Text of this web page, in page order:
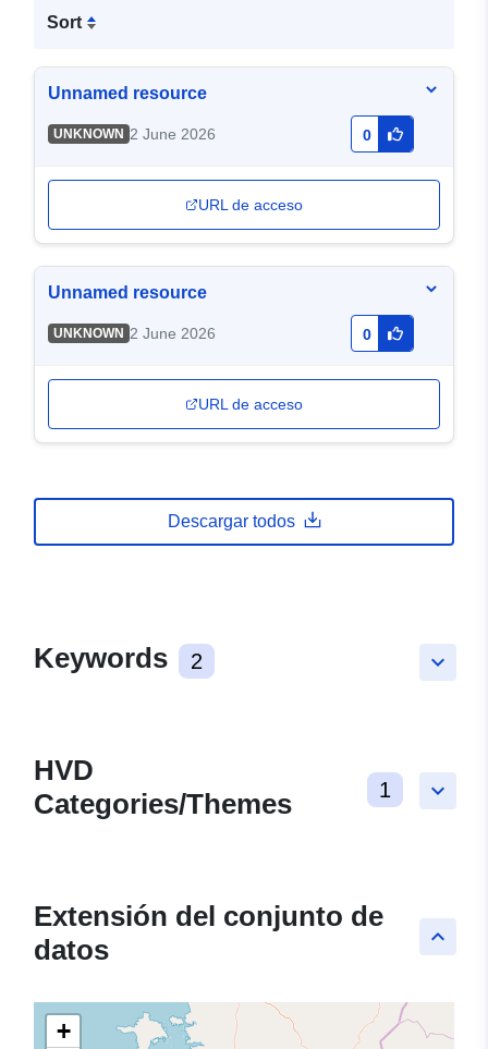
Sort
Unnamed resource
UNKNOWN 2 June 2026 0
URL de acceso
Unnamed resource
UNKNOWN 2 June 2026 0
URL de acceso
Descargar todos
keyboard_arrow_down
Keywords 2
keyboard_arrow_down
HVD
Categories/Themes
1
keyboard_arrow_up
Extensión del conjunto de
datos
+